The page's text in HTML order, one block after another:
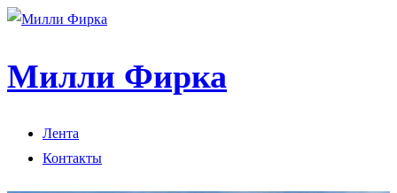
Милли Фирка
Лента
Контакты